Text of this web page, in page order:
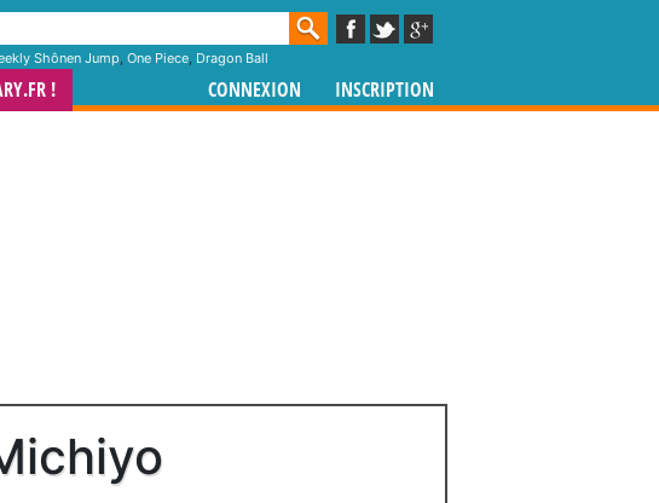
Shônen Jump, One Piece, Dragon Ball
! CONNEXION INSCRIPTION